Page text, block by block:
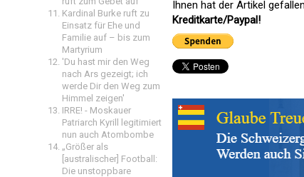
Kardinal Burke ruft zu
Einsatz für Ehe und
Familie auf – bis zum
Martyrium
'Du hast mir den Weg
nach Ars gezeigt; ich
werde Dir den Weg zum
Himmel zeigen'
IRRE! - Moskauer
Patriarch Kyrill legitimiert
nun auch Atombombe
„Größer als
[australischer] Football:
Die unstoppbare
Ihnen hat der Artikel
Kreditkarte/Paypal!